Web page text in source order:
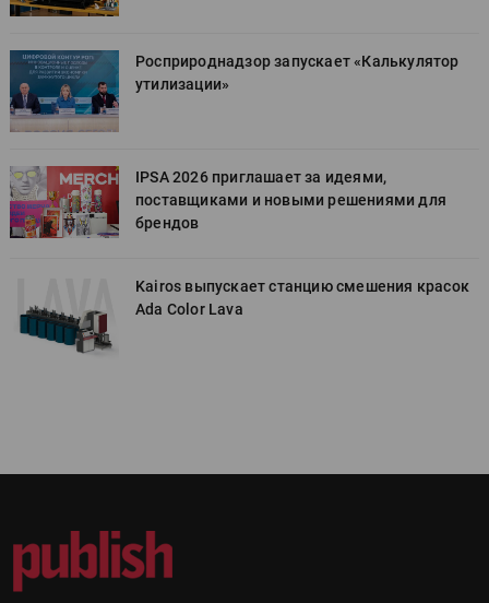
Росприроднадзор запускает «Калькулятор
утилизации»
IPSA 2026 приглашает за идеями,
поставщиками и новыми решениями для
брендов
Kairos выпускает станцию смешения красок
Ada Color Lava